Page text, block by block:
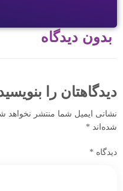
بدون دیدگاه
دیدگاهتان را
نشانی ایمیل شما منتشر نخواهد
شده‌اند *
دیدگاه *